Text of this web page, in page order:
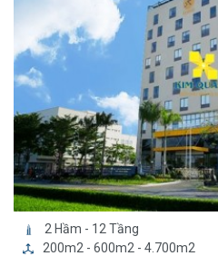
2 Hầm - 12 Tầng
200m2 - 600m2 - 4.700m2